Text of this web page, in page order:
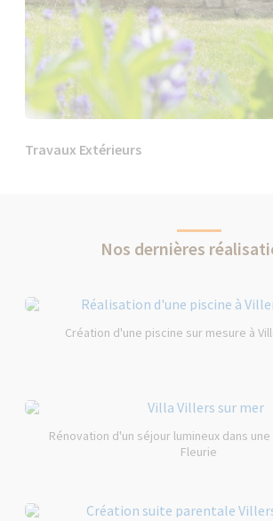
Travaux Extérieurs
Nos dernières
Création d'une piscine sur mesure à
Rénovation d'un séjour lumineux dans
Fleurie